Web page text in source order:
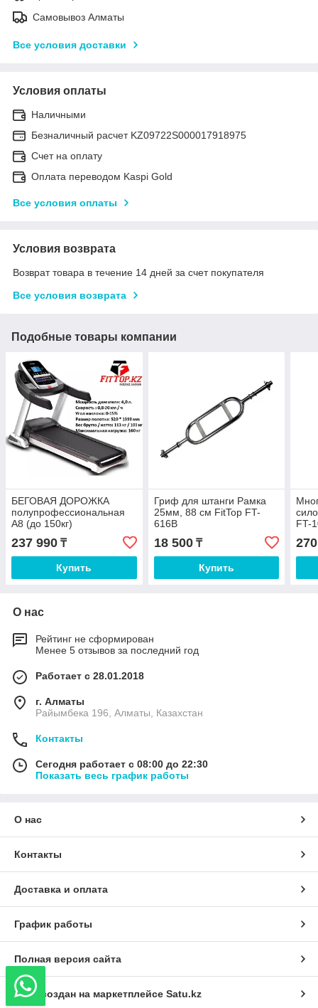
Самовывоз Алматы
Все условия доставки
Условия оплаты
Наличными
Безналичный расчет KZ09722S000017918975
Счет на оплату
Оплата переводом Kaspi Gold
Все условия оплаты
Условия возврата
Возврат товара в течение 14 дней за счет покупателя
Все условия возврата
Подобные товары компании
БЕГОВАЯ ДОРОЖКА
полупрофессиональная
A8 (до 150кг)
237 990 ₸
Купить
Гриф для штанги Рамка
25мм, 88 см FitTop FT-
616B
18 500₸
Купить
FT-
О нас
Рейтинг не сформирован
Менее 5 отзывов за последний год
Работает с 28.01.2018
г. Алматы
Райымбека 196, Алматы, Казахстан
Контакты
Сегодня работает с 08:00 до 22:30
Показать весь график работы
О нас
Контакты
Доставка и оплата
График работы
Полная версия сайта
Сайт создан на маркетплейсе Satu.kz